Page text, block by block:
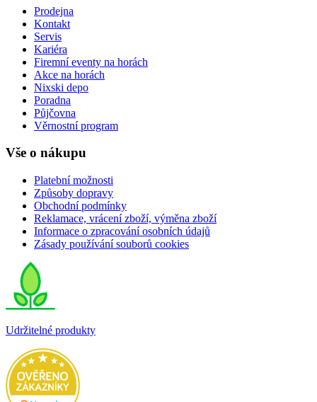
Prodejna
Kontakt
Servis
Kariéra
Firemní eventy na horách
Akce na horách
Nixski depo
Poradna
Půjčovna
Věrnostní program
Vše o nákupu
Platební možnosti
Způsoby dopravy
Obchodní podmínky
Reklamace, vrácení zboží, výměna zboží
Informace o zpracování osobních údajů
Zásady používání souborů cookies
Udržitelné produkty